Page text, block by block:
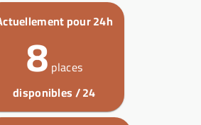
pour 24h
8 places
disponibles / 24